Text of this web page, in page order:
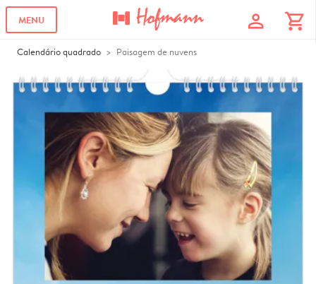
MENU profile shopping_cart
Calendário quadrado Paisagem de nuvens